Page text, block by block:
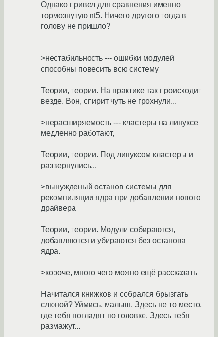
Однако привел для сравнения именно
тормознутую nt5. Ничего другого тогда в
голову не пришло?
>нестабильность --- ошибки модулей
способны повесить всю систему
Теории, теории. На практике так происходит
везде. Вон, спирит чуть не грохнули...
>нерасширяемость --- кластеры на линуксе
медленно работают,
Теории, теории. Под линуксом кластеры и
развернулись...
>вынужденый останов системы для
рекомпиляции ядра при добавлении нового
драйвера
Теории, теории. Модули собираются,
добавляются и убираются без останова
ядра.
>короче, много чего можно ещё рассказать
Начитался книжков и собрался брызгать
слюной? Уймись, малыш. Здесь не то место,
где тебя погладят по головке. Здесь тебя
размажут...